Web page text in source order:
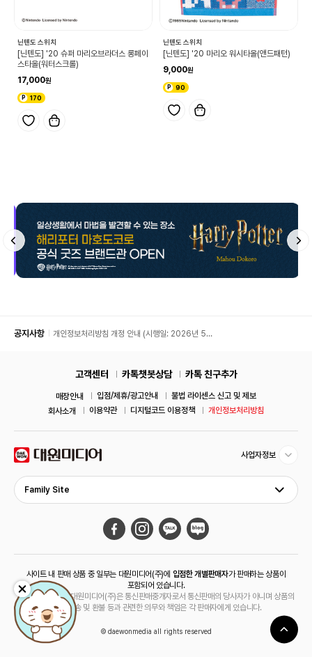
닌텐도 스위치
[닌텐도] '20 슈퍼 마리오브라더스 롱페이
스타올(워터스크롤)
17,000
170
닌텐도 스위치
[닌텐도] '20 마리오 워시타올(앤드패턴)
9,000
90
공지사항
개인정보처리방침 개정 안내 (시행일: 2026년 5월
고객센터 카톡챗봇상담 카톡 친구추가
매장안내 입점/제휴/광고안내
불법 라이센스 신고 및 제보
회사소개
이용약관 디지털코드 이용정책 개인정보처리방침
사업자정보
Family Site
사이트 내 판매 상품 중 일부는 대원미디어(주)에 입점한 개별판매자가 판매하는 상품이
포함되어 있습니다.
해당 상품의 경우 대원미디어(주)은 통신판매중개자로서 통신판매의 당사자가 아니며 상품의
주문, 배송 및 환불 등과 관련한 의무와 책임은 각 판매자에게 있습니다.
© daewonmedia all rights reserved